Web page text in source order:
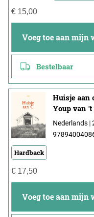
€15,00
Voeg toe aan mijn
Bestelbaar
Huisje aan
Youp van
Nederlands |
Hardback
€17,50
Voeg toe aan mijn